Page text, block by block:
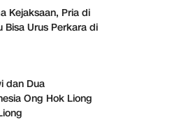
Kejaksaan, Pria di
Bisa Urus Perkara di
dan Dua
Ong Hok Liong